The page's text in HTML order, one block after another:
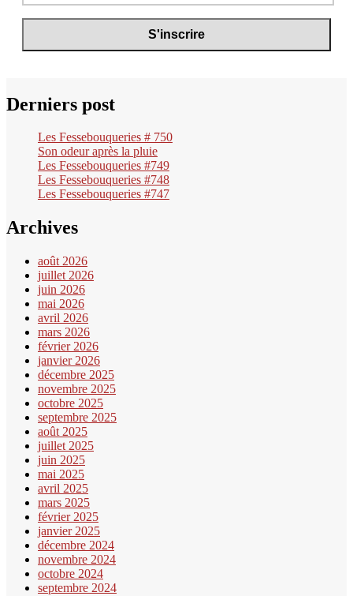
Derniers post
Les Fessebouqueries # 750
Son odeur après la pluie
Les Fessebouqueries #749
Les Fessebouqueries #748
Les Fessebouqueries #747
Archives
août 2026
juillet 2026
juin 2026
mai 2026
avril 2026
mars 2026
février 2026
janvier 2026
décembre 2025
novembre 2025
octobre 2025
septembre 2025
août 2025
juillet 2025
juin 2025
mai 2025
avril 2025
mars 2025
février 2025
janvier 2025
décembre 2024
novembre 2024
octobre 2024
septembre 2024